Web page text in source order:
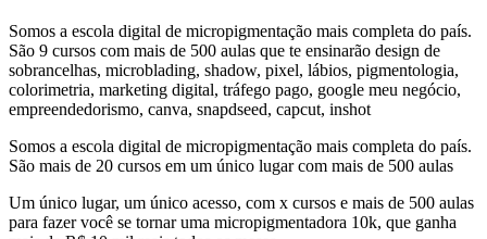
Somos a escola digital de micropigmentação mais completa do país.
São 9 cursos com mais de 500 aulas que te ensinarão design de
sobrancelhas, microblading, shadow, pixel, lábios, pigmentologia,
colorimetria, marketing digital, tráfego pago, google meu negócio,
empreendedorismo, canva, snapdseed, capcut, inshot
Somos a escola digital de micropigmentação mais completa do país.
São mais de 20 cursos em um único lugar com mais de 500 aulas
Um único lugar, um único acesso, com x cursos e mais de 500 aulas
para fazer você se tornar uma micropigmentadora 10k, que ganha